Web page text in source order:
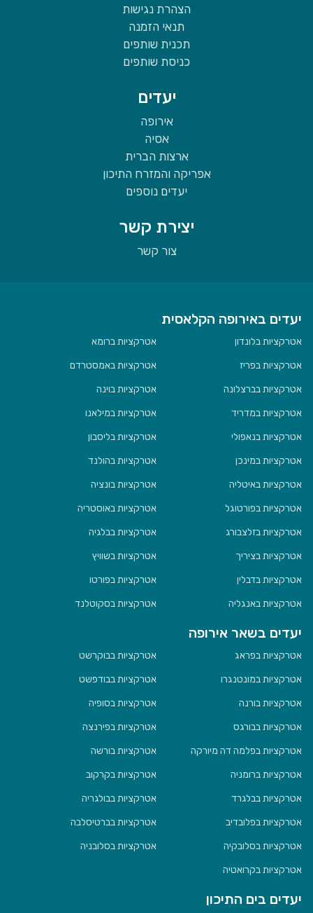
הצהרת נגישות
תנאי הזמנה
תכנית שותפים
כניסת שותפים
יעדים
אירופה
אסיה
ארצות הברית
אפריקה והמזרח התיכון
יעדים נוספים
יצירת קשר
צור קשר
יעדים באירופה הקלאסית
אטרקציות בלונדון
אטרקציות ברומא
אטרקציות בפריז
אטרקציות באמסטרדם
אטרקציות בברצלונה
אטרקציות בוינה
אטרקציות במדריד
אטרקציות במילאנו
אטרקציות בנאפולי
אטרקציות בליסבון
אטרקציות במינכן
אטרקציות בהולנד
אטרקציות באיטליה
אטרקציות בונציה
אטרקציות בפורטוגל
אטרקציות באוסטריה
אטרקציות בזלצבורג
אטרקציות בבלגיה
אטרקציות בציריך
אטרקציות בשוויץ
אטרקציות בדבלין
אטרקציות בפורטו
אטרקציות באנגליה
אטרקציות בסקוטלנד
יעדים בשאר אירופה
אטרקציות בפראג
אטרקציות בבוקרשט
אטרקציות במונטנגרו
אטרקציות בבודפשט
אטרקציות בורנה
אטרקציות בסופיה
אטרקציות בבורגס
אטרקציות בפירנצה
אטרקציות בפלמה דה מיורקה
אטרקציות בורשה
אטרקציות ברומניה
אטרקציות בקרקוב
אטרקציות בבלגרד
אטרקציות בבולגריה
אטרקציות בפלובדיב
אטרקציות בברטיסלבה
אטרקציות בסלובקיה
אטרקציות בסלובניה
אטרקציות בקרואטיה
יעדים בים התיכון